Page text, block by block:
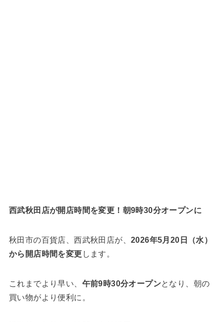
西武秋田店が開店時間を変更！朝9時30分オープンに
秋田市の百貨店、西武秋田店が、 2026年5月20日（水）
から開店時間を変更 します。
これまでより早い、 午前9時30分オープンとなり、朝の
買い物がより便利に。